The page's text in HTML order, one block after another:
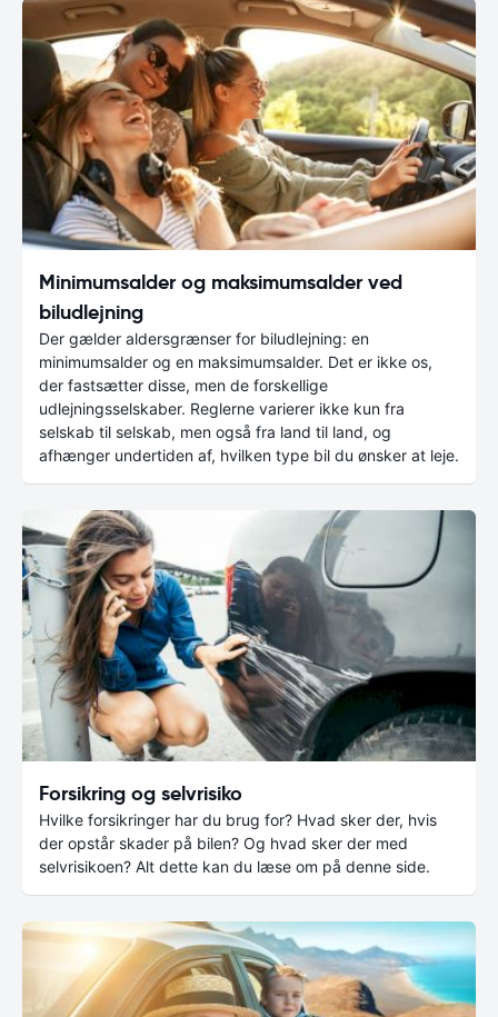
Minimumsalder og maksimumsalder ved
biludlejning
Der gælder aldersgrænser for biludlejning: en
minimumsalder og en maksimumsalder. Det er ikke os,
der fastsætter disse, men de forskellige
udlejningsselskaber. Reglerne varierer ikke kun fra
selskab til selskab, men også fra land til land, og
afhænger undertiden af, hvilken type bil du ønsker at leje.
Forsikring og selvrisiko
Hvilke forsikringer har du brug for? Hvad sker der, hvis
der opstår skader på bilen? Og hvad sker der med
selvrisikoen? Alt dette kan du læse om på denne side.